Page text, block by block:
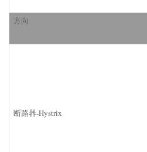
方向
断路器-Hystrix